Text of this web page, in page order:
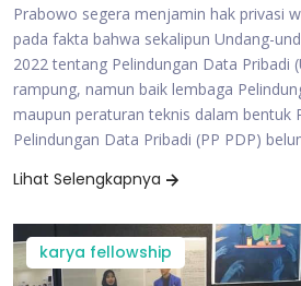
Prabowo segera menjamin hak privasi
pada fakta bahwa sekalipun Undang-
2022 tentang Pelindungan Data Pribadi
rampung, namun baik lembaga
maupun peraturan teknis dalam bentuk
Pelindungan Data Pribadi (PP PDP)
Lihat Selengkapnya
karya fellowship